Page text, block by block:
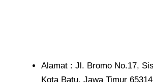
Alamat : Jl. Bromo No.17,
Kota Batu, Jawa Timur 65314